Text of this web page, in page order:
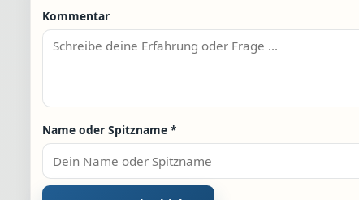
Kommentar
Name oder Spitzname *